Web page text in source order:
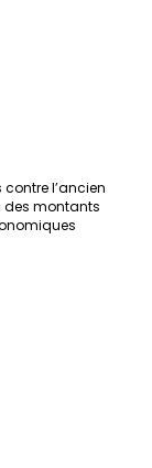
contre l’ancien
des montants